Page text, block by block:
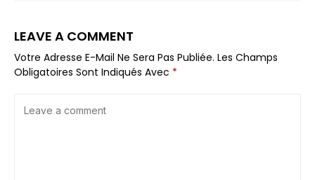
LEAVE A COMMENT
Votre Adresse E-Mail Ne Sera Pas Publiée. Les Champs
Obligatoires Sont Indiqués Avec *